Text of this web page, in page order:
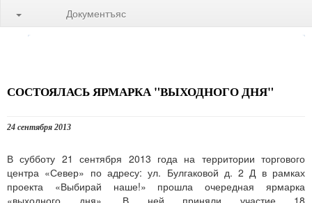
Документъяс
СОСТОЯЛАСЬ ЯРМАРКА "ВЫХОДНОГО ДНЯ"
24 сентября 2013
В субботу 21 сентября 2013 года на территории торгового
центра «Север» по адресу: ул. Булгаковой д. 2 Д в рамках
проекта «Выбирай наше!» прошла очередная ярмарка
«выходного дня». В ней приняли участие 18